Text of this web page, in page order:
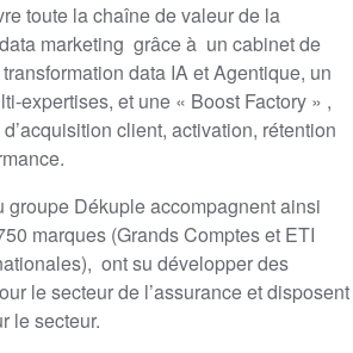
toute la chaîne de valeur de la
marketing grâce à un cabinet de
data IA et Agentique, un
expertises, et une « Boost Factory » ,
client, activation, rétention
groupe Dékuple accompagnent ainsi
marques (Grands Comptes et ETI
ont su développer des
le secteur de l’assurance et disposent
le secteur.